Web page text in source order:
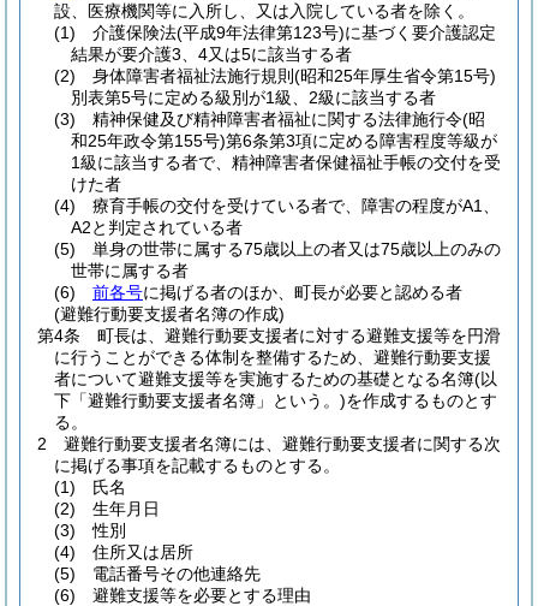
設、医療機関等に入所し、又は入院している者を除く。
(1)
介護保険法(平成9年法律第123号)に基づく要介護認定
結果が要介護3、4又は5に該当する者
(2)
身体障害者福祉法施行規則 (昭和25年厚生省令第15号)
別表第5号に定める級別が1級、2級に該当する者
(3)
精神保健及び精神障害者福祉に関する法律施行令(昭
和25年政令第155号)第6条第3項に定める障害程度等級が
1級に該当する者で、精神障害者保健福祉手帳の交付を受
けた者
(4)
療育手帳の交付を受けている者で、障害の程度がA1、
A2と判定されている者
(5)
単身の世帯に属する75歳以上の者又は75歳以上のみの
世帯に属する者
(6)
前各号に掲げる者のほか、町長が必要と認める者
(避難行動要支援者名簿の作成)
第4条
町長は、避難行動要支援者に対する避難支援等を円滑
に行うことができる体制を整備するため、避難行動要支援
者について避難支援等を実施するための基礎となる名簿(以
下「避難行動要支援者名簿」という。)を作成するものとす
る。
2
避難行動要支援者名簿には、避難行動要支援者に関する次
に掲げる事項を記載するものとする。
(1)
氏名
(2)
生年月日
(3)
性別
(4)
住所又は居所
(5)
電話番号その他連絡先
(6)
避難支援等を必要とする理由